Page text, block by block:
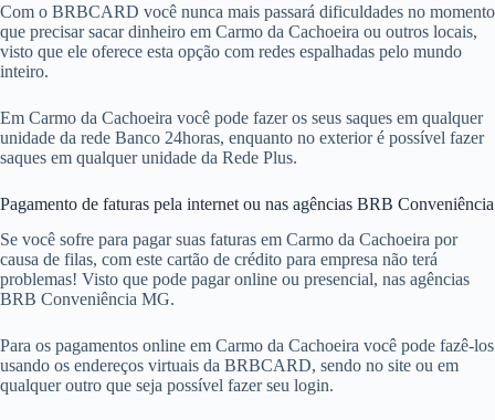
Com o BRBCARD você nunca mais passará dificuldades no momento
que precisar sacar dinheiro em Carmo da Cachoeira ou outros locais,
visto que ele oferece esta opção com redes espalhadas pelo mundo
inteiro.
Em Carmo da Cachoeira você pode fazer os seus saques em qualquer
unidade da rede Banco 24horas, enquanto no exterior é possível fazer
saques em qualquer unidade da Rede Plus.
Pagamento de faturas pela internet ou nas agências BRB Conveniência
Se você sofre para pagar suas faturas em Carmo da Cachoeira por
causa de filas, com este cartão de crédito para empresa não terá
problemas! Visto que pode pagar online ou presencial, nas agências
BRB Conveniência MG.
Para os pagamentos online em Carmo da Cachoeira você pode fazê-los
usando os endereços virtuais da BRBCARD, sendo no site ou em
qualquer outro que seja possível fazer seu login.